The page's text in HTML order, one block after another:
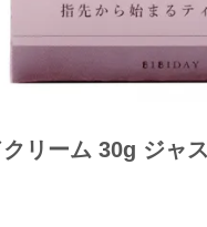
リーム 30g ジャス